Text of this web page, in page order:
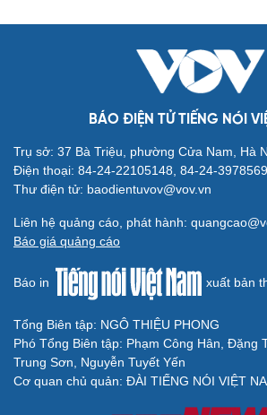
Sân khấu - Điện ảnh
Văn học
Âm nhạc
Giải trí
Nghệ sĩ
Thời
Du lịch
Tư vấn
Săn Tour
check-in
Podcast
Câu
Cửa sổ
Kể
BÁO ĐIỆN TỬ TIẾNG NÓI
Trụ sở: 37 Bà Triệu, phường Cửa Nam, Hà
Điện thoại: 84-24-22105148, 84-24-
Thư điện tử: baodientuvov@vov.vn
Liên hệ quảng cáo, phát hành:
Báo giá quảng cáo
Báo in xuất bản
Tổng Biên tập: NGÔ THIỆU PHONG
Phó Tổng Biên tập: Phạm Công Hân, Đặng
Trung Sơn, Nguyễn Tuyết Yến
Cơ quan chủ quản: ĐÀI TIẾNG NÓI VIỆT